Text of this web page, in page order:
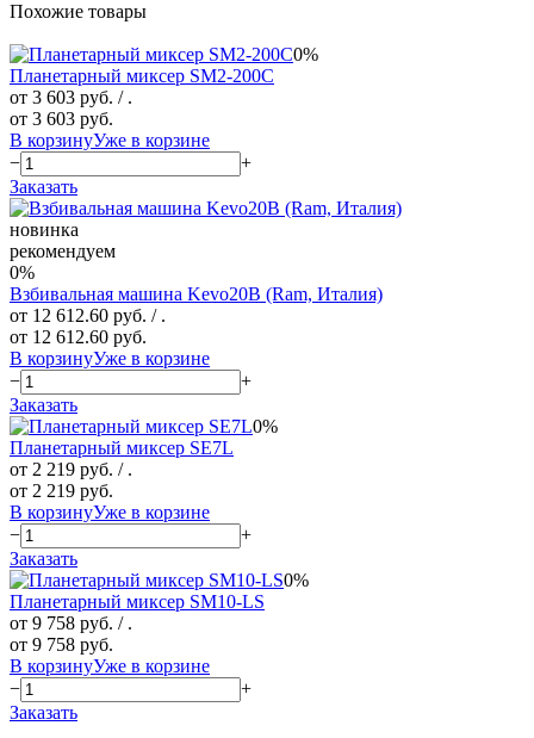
Похожие товары
0%
Планетарный миксер SM2-200C
от 3 603 руб. / .
от 3 603 руб.
В корзинуУже в корзине
−
+
Заказать
новинка
рекомендуем
0%
Взбивальная машина Kevo20B (Ram, Италия)
от 12 612.60 руб. / .
от 12 612.60 руб.
В корзинуУже в корзине
−
+
Заказать
0%
Планетарный миксер SE7L
от 2 219 руб. / .
от 2 219 руб.
В корзинуУже в корзине
−
+
Заказать
0%
Планетарный миксер SM10-LS
от 9 758 руб. / .
от 9 758 руб.
В корзинуУже в корзине
−
+
Заказать